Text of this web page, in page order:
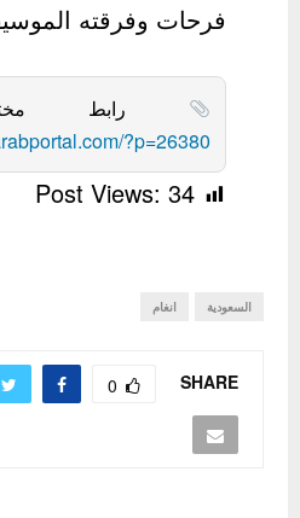
فرحات وفرقته
رابط
?p=26380
Post Views: 34
السعودية انغام
SHARE
0